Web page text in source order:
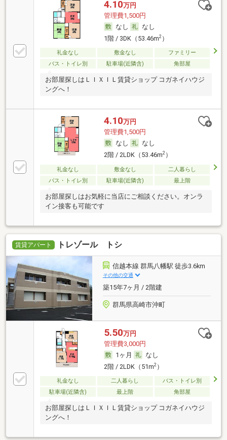
4.10万円
管理費1,500円
なし
なし
1階 / 3DK（53.46m2）
礼金なし 敷金なし
ファミリー
バス・トイレ別
駐車場(近隣含) 角部屋
お部屋探しはＬＩＸＩＬ賃貸ショップ コガネイハウジ
ングへ！
4.10万円
管理費1,500円
なし
なし
2階 / 2LDK（53.46m2）
礼金なし 敷金なし
二人暮らし
バス・トイレ別
駐車場(近隣含) 最上階
お部屋探しはお気軽に当店にご相談ください。オンラ
イン接客も可能です
賃貸アパート トレゾール トシ
信越本線 群馬八幡駅 徒歩3.6km
その他の交通
築15年7ヶ月 / 2階建
群馬県高崎市沖町
5.50万円
管理費3,000円
1ヶ月
なし
2階 / 2LDK（51m2）
礼金なし 二人暮らし
バス・トイレ別
駐車場(近隣含)
最上階 角部屋
お部屋探しはＬＩＸＩＬ賃貸ショップ コガネイハウジ
ングへ！